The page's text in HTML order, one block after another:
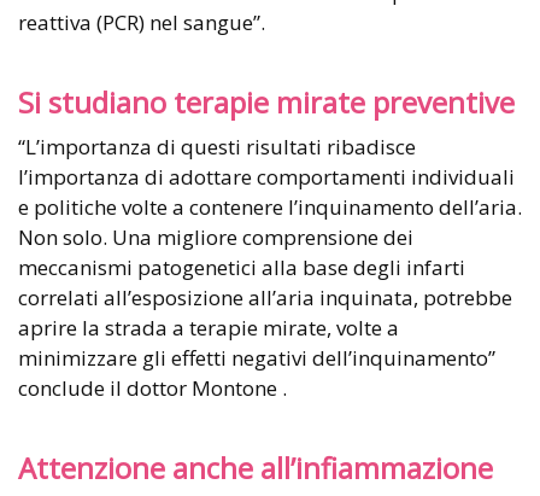
reattiva (PCR) nel sangue”.
Si studiano terapie mirate preventive
“L’importanza di questi risultati ribadisce
l’importanza di adottare comportamenti individuali
e politiche volte a contenere l’inquinamento dell’aria.
Non solo. Una migliore comprensione dei
meccanismi patogenetici alla base degli infarti
correlati all’esposizione all’aria inquinata, potrebbe
aprire la strada a terapie mirate, volte a
minimizzare gli effetti negativi dell’inquinamento”
conclude il dottor Montone .
Attenzione anche all’infiammazione